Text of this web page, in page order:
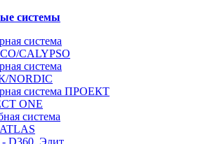
системы
система
CALYPSO
система
NORDIC
система ПРОЕКТ
ONE
система